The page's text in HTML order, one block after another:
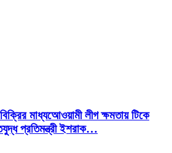
মাধ্যআেওয়ামী লীগ ক্ষমতায় টিকে
প্রতিমন্ত্রী ইশরাক…